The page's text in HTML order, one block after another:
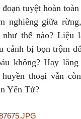
tuyệt hoàn
nghiêng giữa
thế nào? Liệu
cảnh bị bọn trộm
không? Hay lăng
thoại vẫn
Yên Tử?